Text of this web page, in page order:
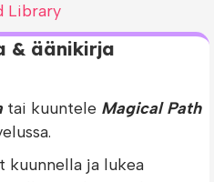
& äänikirja
tai kuuntele Magical Path
kuunnella ja lukea
Library